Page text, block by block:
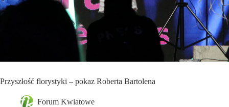
Przyszłość florystyki – pokaz Roberta Bartolena
Forum Kwiatowe